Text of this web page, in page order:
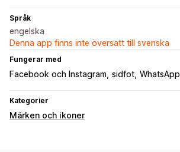
Språk
engelska
Denna app finns inte översatt till svenska
Fungerar med
Facebook och Instagram sidfot WhatsApp
Kategorier
Märken och ikoner